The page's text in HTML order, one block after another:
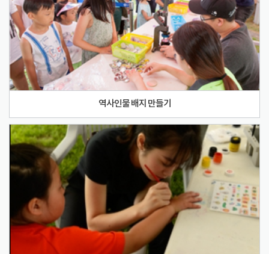
역사인물 배지 만들기